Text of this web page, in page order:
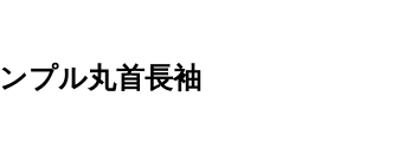
プル丸首長袖